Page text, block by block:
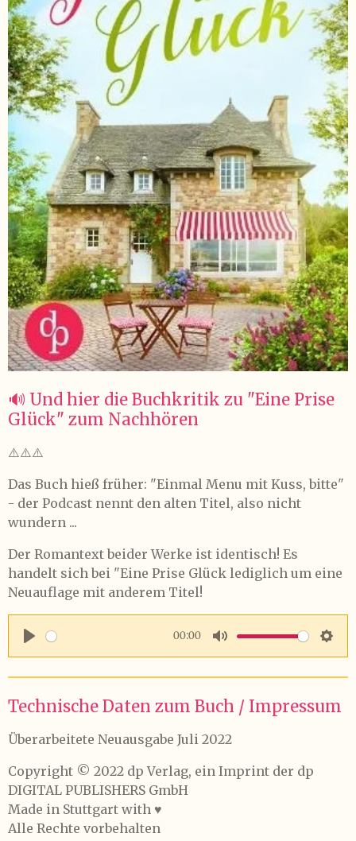
🔊 Und hier die Buchkritik zu "Eine Prise
Glück" zum Nachhören
⚠️⚠️⚠️
Das Buch hieß früher: "Einmal Menu mit Kuss, bitte"
- der Podcast nennt den alten Titel, also nicht
wundern ...
Der Romantext beider Werke ist identisch! Es
handelt sich bei "Eine Prise Glück lediglich um eine
Neuauflage mit anderem Titel!
P
l
a
00:00
M
u
t
S
e
Technische Daten zum Buch / Impressum
Überarbeitete Neuausgabe Juli 2022
Copyright © 2022 dp Verlag, ein Imprint der dp
DIGITAL PUBLISHERS GmbH
Made in Stuttgart with ♥
Alle Rechte vorbehalten